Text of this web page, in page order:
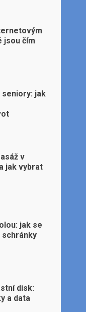
jsou čím
jak
v
jak vybrat
jak se
schránky
disk:
a data